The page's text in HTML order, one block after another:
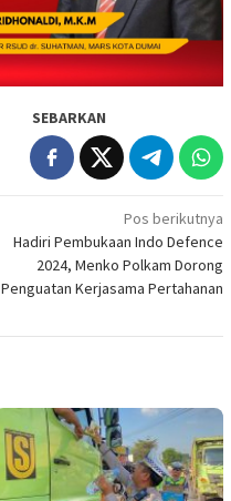
SEBARKAN
Pos berikutnya
Hadiri Pembukaan Indo Defence
2024, Menko Polkam Dorong
Penguatan Kerjasama Pertahanan